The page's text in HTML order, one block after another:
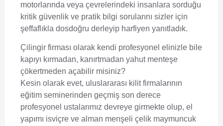
motorlarında veya çevrelerindeki insanlara sorduğu
kritik güvenlik ve pratik bilgi sorularını sizler için
şeffaflıkla dosdoğru derleyip harfiyen yanıtladık.
Çilingir firması olarak kendi profesyonel elinizle bile
kapıyı kırmadan, kanırtmadan yahut menteşe
çökertmeden açabilir misiniz?
Kesin olarak evet, uluslararası kilit firmalarının
eğitim seminerinden geçmiş son derece
profesyonel ustalarımız devreye girmekte olup, el
yapımı isviçre ve alman menşeli çelik maymuncuk